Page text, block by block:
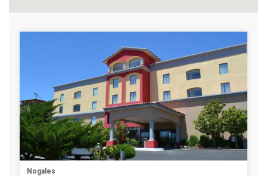
Nogales